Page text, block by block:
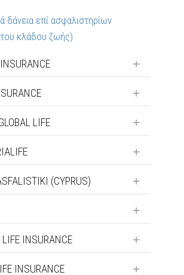
δάνεια επί ασφαλιστηρίων
κλάδου ζωής)
LIFE
(CYPRUS)
INSURANCE
INSURANCE